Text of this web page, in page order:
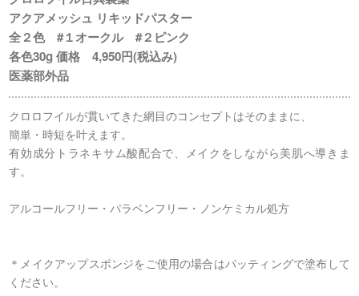
アクアメッシュ リキッドパスター
全２色 #１オークル #２ピンク
各色30g 価格 4,950円(税込み)
医薬部外品
クロロフイルが貫いてきた網目のコンセプトはそのままに、
簡単・時短を叶えます。
有効成分トラネキサム酸配合で、メイクをしながら美肌へ導きま
す。
アルコールフリー・パラベンフリー・ノンケミカル処方
＊メイクアップスポンジをご使用の場合はパッティングで塗布して
ください。